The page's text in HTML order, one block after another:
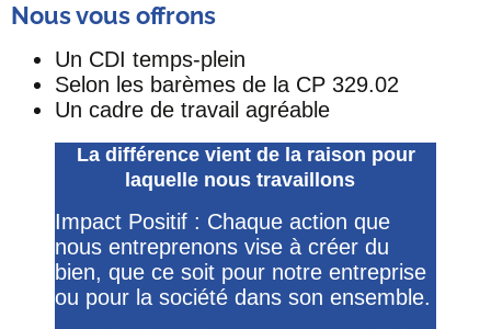
Nous vous offrons
Un CDI temps-plein
Selon les barèmes de la CP 329.02
Un cadre de travail agréable
La différence vient de la raison pour
laquelle nous travaillons
Impact Positif : Chaque action que
nous entreprenons vise à créer du
bien, que ce soit pour notre entreprise
ou pour la société dans son ensemble.